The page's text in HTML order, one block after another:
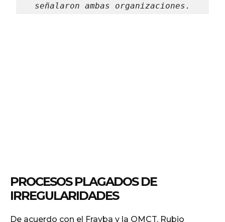
señalaron ambas organizaciones.
PROCESOS PLAGADOS DE
IRREGULARIDADES
De acuerdo con el Frayba y la OMCT, Rubio